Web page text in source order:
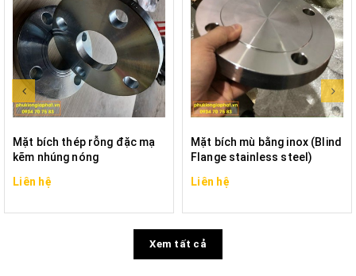
Mặt bích thép rỗng đặc mạ
kẽm nhúng nóng
Liên hệ
Mặt bích mù bằng inox (Blind
Flange stainless steel)
Liên hệ
Xem tất cả